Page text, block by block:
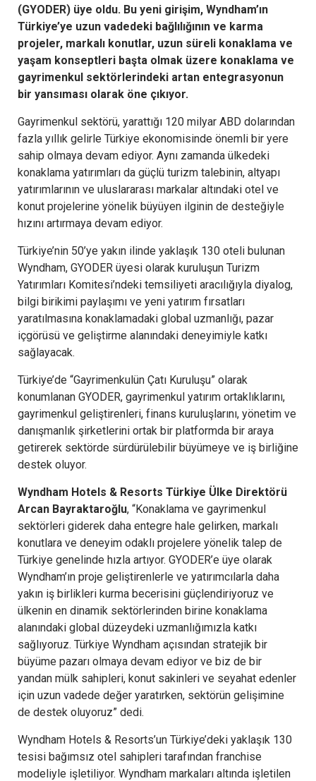
(GYODER) üye oldu. Bu yeni girişim, Wyndham’ın
Türkiye’ye uzun vadedeki bağlılığının ve karma
projeler, markalı konutlar, uzun süreli konaklama ve
yaşam konseptleri başta olmak üzere konaklama ve
gayrimenkul sektörlerindeki artan entegrasyonun
bir yansıması olarak öne çıkıyor.
Gayrimenkul sektörü, yarattığı 120 milyar ABD dolarından
fazla yıllık gelirle Türkiye ekonomisinde önemli bir yere
sahip olmaya devam ediyor. Aynı zamanda ülkedeki
konaklama yatırımları da güçlü turizm talebinin, altyapı
yatırımlarının ve uluslararası markalar altındaki otel ve
konut projelerine yönelik büyüyen ilginin de desteğiyle
hızını artırmaya devam ediyor.
Türkiye’nin 50’ye yakın ilinde yaklaşık 130 oteli bulunan
Wyndham, GYODER üyesi olarak kuruluşun Turizm
Yatırımları Komitesi’ndeki temsiliyeti aracılığıyla diyalog,
bilgi birikimi paylaşımı ve yeni yatırım fırsatları
yaratılmasına konaklamadaki global uzmanlığı, pazar
içgörüsü ve geliştirme alanındaki deneyimiyle katkı
sağlayacak.
Türkiye’de “Gayrimenkulün Çatı Kuruluşu” olarak
konumlanan GYODER, gayrimenkul yatırım ortaklıklarını,
gayrimenkul geliştirenleri, finans kuruluşlarını, yönetim ve
danışmanlık şirketlerini ortak bir platformda bir araya
getirerek sektörde sürdürülebilir büyümeye ve iş birliğine
destek oluyor.
Wyndham Hotels & Resorts Türkiye Ülke Direktörü
Arcan Bayraktaroğlu, “Konaklama ve gayrimenkul
sektörleri giderek daha entegre hale gelirken, markalı
konutlara ve deneyim odaklı projelere yönelik talep de
Türkiye genelinde hızla artıyor. GYODER’e üye olarak
Wyndham’ın proje geliştirenlerle ve yatırımcılarla daha
yakın iş birlikleri kurma becerisini güçlendiriyoruz ve
ülkenin en dinamik sektörlerinden birine konaklama
alanındaki global düzeydeki uzmanlığımızla katkı
sağlıyoruz. Türkiye Wyndham açısından stratejik bir
büyüme pazarı olmaya devam ediyor ve biz de bir
yandan mülk sahipleri, konut sakinleri ve seyahat edenler
için uzun vadede değer yaratırken, sektörün gelişimine
de destek oluyoruz” dedi.
Wyndham Hotels & Resorts’un Türkiye’deki yaklaşık 130
tesisi bağımsız otel sahipleri tarafından franchise
modeliyle işletiliyor. Wyndham markaları altında işletilen